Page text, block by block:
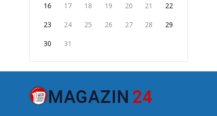
16 17 18 19 20 21 22
23 24 25 26 27 28 29
30 31